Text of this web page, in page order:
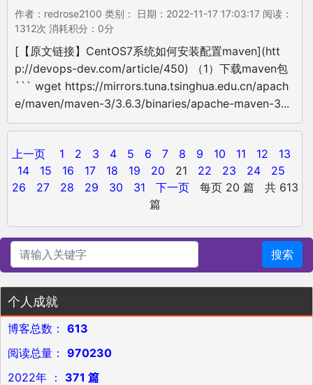
作者：redrose2100 类别： 日期：2022-11-17 17:03:17 阅读：
1312次 消耗积分：0分
[【原文链接】CentOS7系统如何安装配置maven](htt
p://devops-dev.com/article/450) （1）下载maven包
``` wget https://mirrors.tuna.tsinghua.edu.cn/apach
e/maven/maven-3/3.6.3/binaries/apache-maven-3...
上一页 1 2 3 4 5 6 7 8 9 10 11 12
13
14
15 16 17 18 19 20 21 22 23 24
25
26
27 28 29 30 31 下一页
每页 20 篇 共 613
篇
搜索
个人成就
博客总数： 613
阅读总量： 970230
2022年 ： 371 篇